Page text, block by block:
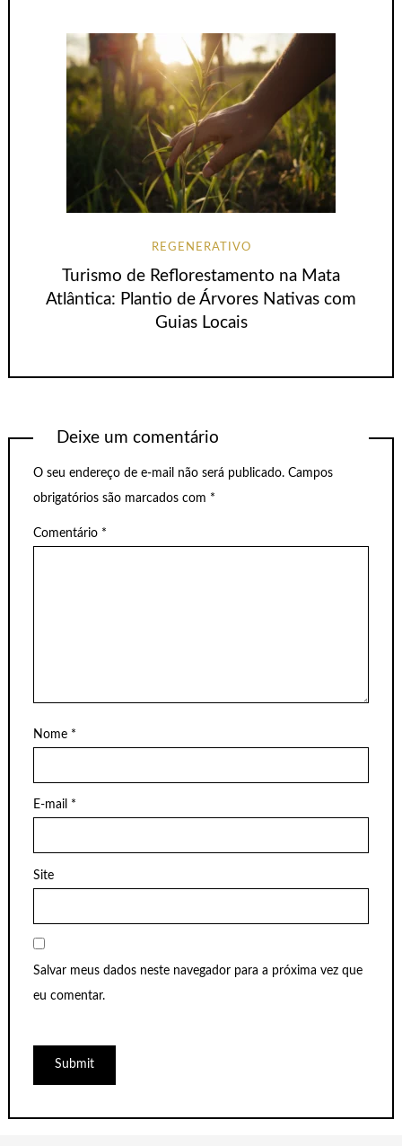
REGENERATIVO
Turismo de Reflorestamento na Mata
Atlântica: Plantio de Árvores Nativas com
Guias Locais
Deixe um comentário
O seu endereço de e-mail não será publicado. Campos
obrigatórios são marcados com *
Comentário *
Nome *
E-mail *
Site
Salvar meus dados neste navegador para a próxima vez que
eu comentar.